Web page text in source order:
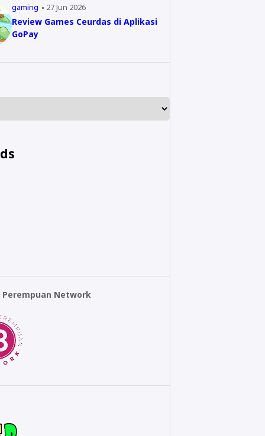
gaming 27 Jun 2026
Review Games Ceurdas di Aplikasi
GoPay
Perempuan Network